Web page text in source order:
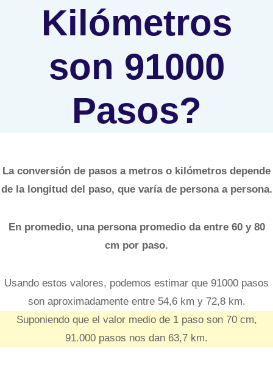
Kilómetros
son 91000
Pasos?
La conversión de pasos a metros o kilómetros depende
de la longitud del paso, que varía de persona a persona.
En promedio, una persona promedio da entre 60 y 80
cm por paso.
Usando estos valores, podemos estimar que 91000 pasos
son aproximadamente entre 54,6 km y 72,8 km.
Suponiendo que el valor medio de 1 paso son 70 cm,
91.000 pasos nos dan 63,7 km.